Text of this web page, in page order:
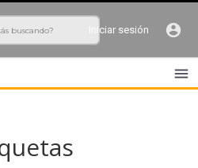
Iniciar sesión account_circle
menu